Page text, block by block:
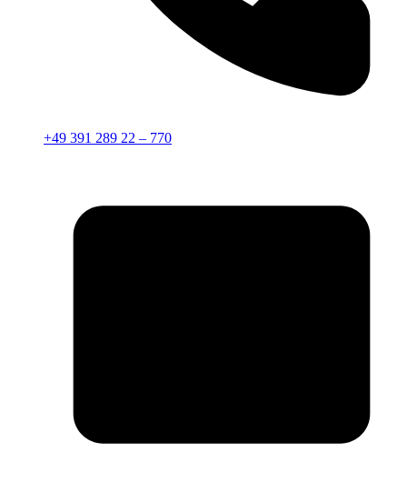
+49 391 289 22 – 770